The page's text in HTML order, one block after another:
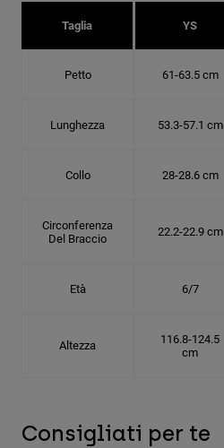
Taglia YS
Petto 61-63.5 cm
Lunghezza 53.3-57.1 cm
Collo 28-28.6 cm
Circonferenza
Del Braccio
22.2-22.9 cm
Età 6/7
Altezza
116.8-124.5
cm
Consigliati per te